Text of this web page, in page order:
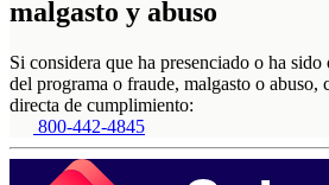
malgasto y abuso
Si considera que ha presenciado o ha
del programa o fraude, malgasto o abuso,
directa de cumplimiento:
800-442-4845